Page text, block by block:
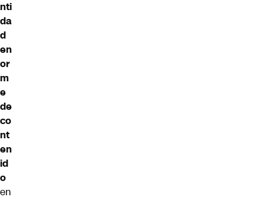
nti
da
d
en
or
m
e
de
co
nt
en
id
o
en